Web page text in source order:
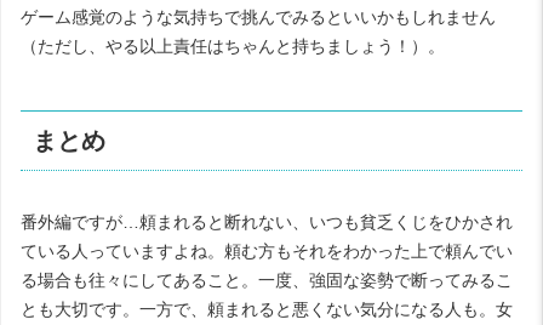
ゲーム感覚のような気持ちで挑んでみるといいかもしれません
（ただし、やる以上責任はちゃんと持ちましょう！）。
まとめ
番外編ですが…頼まれると断れない、いつも貧乏くじをひかされ
ている人っていますよね。頼む方もそれをわかった上で頼んでい
る場合も往々にしてあること。一度、強固な姿勢で断ってみるこ
とも大切です。一方で、頼まれると悪くない気分になる人も。女